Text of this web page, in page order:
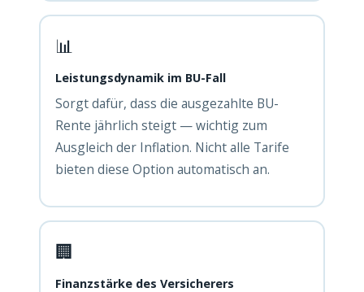
📊
Leistungsdynamik im BU-Fall
Sorgt dafür, dass die ausgezahlte BU-
Rente jährlich steigt — wichtig zum
Ausgleich der Inflation. Nicht alle Tarife
bieten diese Option automatisch an.
🏢
Finanzstärke des Versicherers